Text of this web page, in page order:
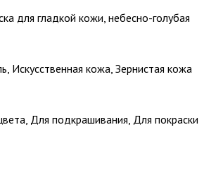
для гладкой кожи, небесно-голубая
Искусственная кожа, Зернистая кожа
Для подкрашивания, Для покраски